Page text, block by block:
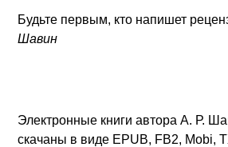
Будьте первым, кто напишет
Шавин
Электронные книги автора А. Р.
скачаны в виде EPUB, FB2, Mobi,